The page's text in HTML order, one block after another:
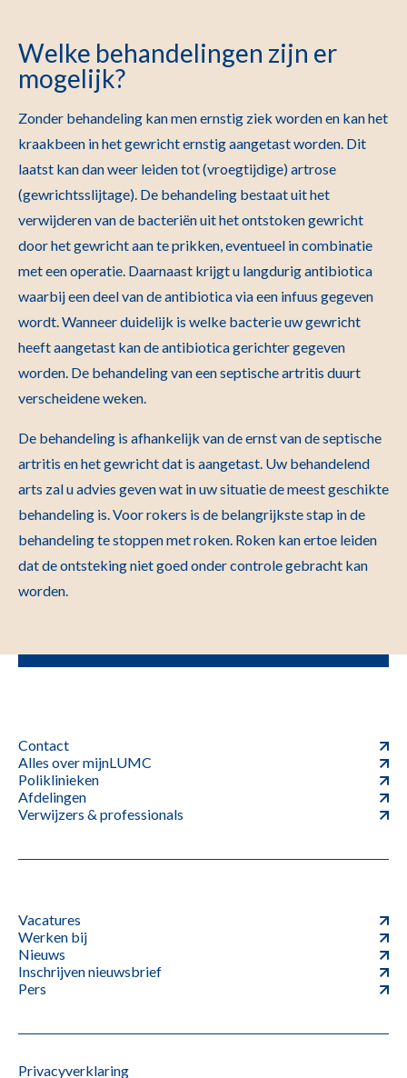
Welke behandelingen zijn er
mogelijk?
Zonder behandeling kan men ernstig ziek worden en kan het
kraakbeen in het gewricht ernstig aangetast worden. Dit
laatst kan dan weer leiden tot (vroegtijdige) artrose
(gewrichtsslijtage). De behandeling bestaat uit het
verwijderen van de bacteriën uit het ontstoken gewricht
door het gewricht aan te prikken, eventueel in combinatie
met een operatie. Daarnaast krijgt u langdurig antibiotica
waarbij een deel van de antibiotica via een infuus gegeven
wordt. Wanneer duidelijk is welke bacterie uw gewricht
heeft aangetast kan de antibiotica gerichter gegeven
worden. De behandeling van een septische artritis duurt
verscheidene weken.
De behandeling is afhankelijk van de ernst van de septische
artritis en het gewricht dat is aangetast. Uw behandelend
arts zal u advies geven wat in uw situatie de meest geschikte
behandeling is. Voor rokers is de belangrijkste stap in de
behandeling te stoppen met roken. Roken kan ertoe leiden
dat de ontsteking niet goed onder controle gebracht kan
worden.
Contact
Alles over mijnLUMC
Poliklinieken
Afdelingen
Verwijzers & professionals
Vacatures
Werken bij
Nieuws
Inschrijven nieuwsbrief
Pers
Privacyverklaring